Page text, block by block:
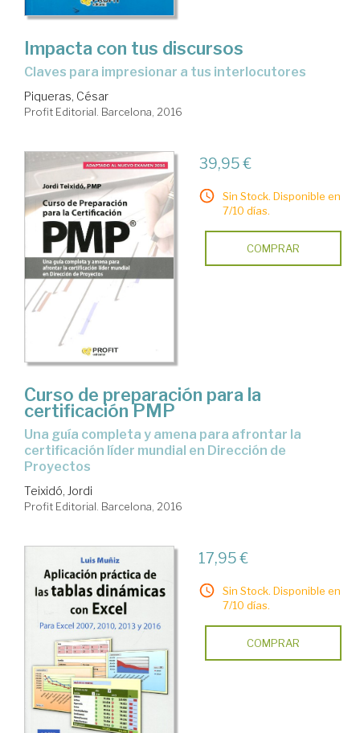
Impacta con tus discursos
claves para impresionar a tus interlocutores
Piqueras, César
Profit Editorial. Barcelona, 2016
39,95 €
Sin Stock. Disponible en
7/10 días.
COMPRAR
Curso de preparación para la
certificación PMP
una guía completa y amena para afrontar la
certificación líder mundial en Dirección de
Proyectos
Teixidó, Jordi
Profit Editorial. Barcelona, 2016
17,95 €
Sin Stock. Disponible en
7/10 días.
COMPRAR